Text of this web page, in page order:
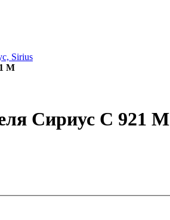
Sirius
M
Сириус C 921 M